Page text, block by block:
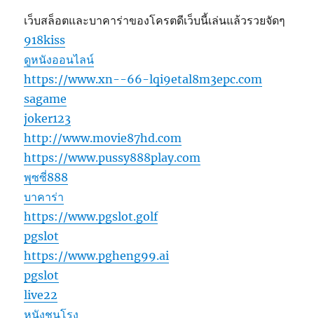
เว็บสล็อตและบาคาร่าของโครตดีเว็บนี้เล่นแล้วรวยจัดๆ
918kiss
ดูหนังออนไลน์
https://www.xn--66-lqi9etal8m3epc.com
sagame
joker123
http://www.movie87hd.com
https://www.pussy888play.com
พุซซี่888
บาคาร่า
https://www.pgslot.golf
pgslot
https://www.pgheng99.ai
pgslot
live22
หนังชนโรง